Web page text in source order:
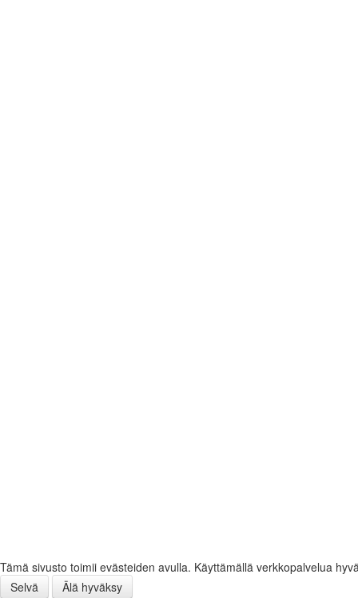
Tämä sivusto toimii evästeiden avulla. Käyttämällä verkkopalvelua
Selvä
Älä hyväksy